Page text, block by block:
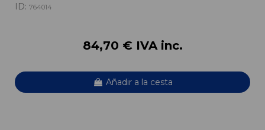
ID: 764014
84,70 € IVA inc.
Añadir a la cesta